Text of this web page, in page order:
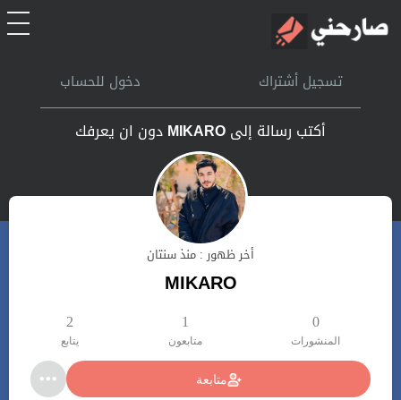
الرئيسيةتسجيل أشتراك دخول للحساب
أكتب رسالة إلىMIKAROدون ان يعرفك
أخر ظهور : منذ سنتان
MIKARO
0
المنشورات
1
متابعون
2
يتابع
متابعة